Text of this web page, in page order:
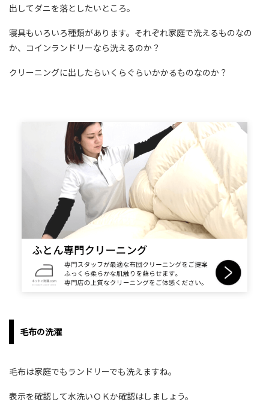
出してダニを落としたいところ。
寝具もいろいろ種類があります。それぞれ家庭で洗えるものなの
か、コインランドリーなら洗えるのか？
クリーニングに出したらいくらぐらいかかるものなのか？
毛布の洗濯
毛布は家庭でもランドリーでも洗えますね。
表示を確認して水洗いＯＫか確認はしましょう。